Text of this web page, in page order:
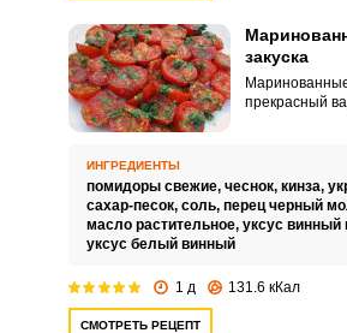
закуска
прекрасный
ароматнейшую
ИНГРЕДИЕНТЫ
помидоры свежие, чеснок, кинза,
сахар-песок, соль, перец черный
масло растительное, уксус винный
уксус белый винный
1 д 131.6 кКал
СМОТРЕТЬ РЕЦЕПТ